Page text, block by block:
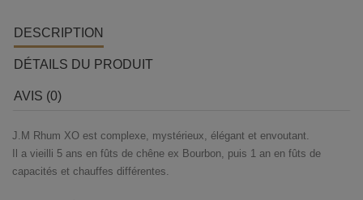
DESCRIPTION
DÉTAILS DU PRODUIT
AVIS (0)
J.M Rhum XO est complexe, mystérieux, élégant et envoutant.
Il a vieilli 5 ans en fûts de chêne ex Bourbon, puis 1 an en fûts de
capacités et chauffes différentes.